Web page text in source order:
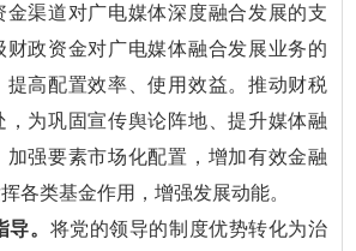
金渠道对广电媒体深度融合发展的支
财政资金对广电媒体融合发展业务的
提高配置效率、使用效益。推动财税
，为巩固宣传舆论阵地、提升媒体融
加强要素市场化配置，增加有效金融
各类基金作用，增强发展动能。
。 将党的领导的制度优势转化为治